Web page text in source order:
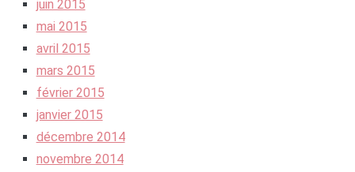
juin 2015
mai 2015
avril 2015
mars 2015
février 2015
janvier 2015
décembre 2014
novembre 2014